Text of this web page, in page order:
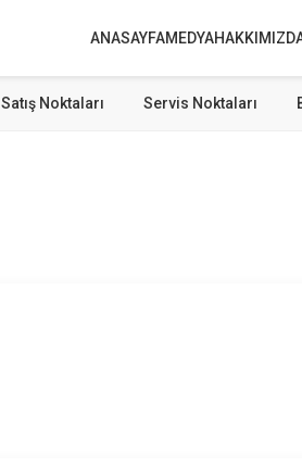
ANASAYFAMEDYA
Satış Noktaları Servis Noktaları